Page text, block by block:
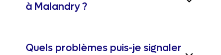
à Malandry ?
Quels problèmes puis-je signaler